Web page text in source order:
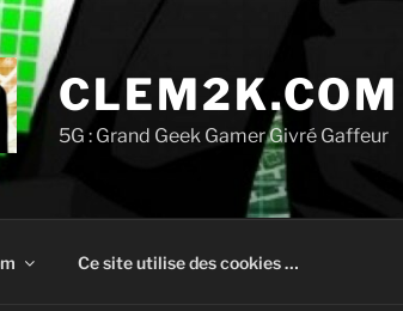
CLEM2K.COM
5G : Grand Geek Gamer Givré Gaffeur
Ce site utilise des cookies …